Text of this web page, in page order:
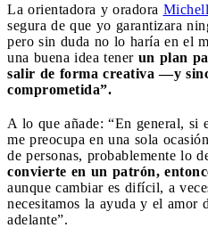
La orientadora y oradora
segura de que yo garantizara
pero sin duda no lo haría en el
una buena idea tener un plan
salir de forma creativa —y
comprometida”.
A lo que añade: “En general, si
me preocupa en una sola
de personas, probablemente lo
convierte en un patrón,
aunque cambiar es difícil, a
necesitamos la ayuda y el amor
adelante”.